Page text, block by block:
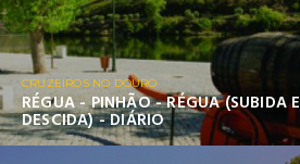
CRUZEIROS NO DOURO
RÉGUA - PINHÃO - RÉGUA (SUBIDA E
DESCIDA) - DIÁRIO